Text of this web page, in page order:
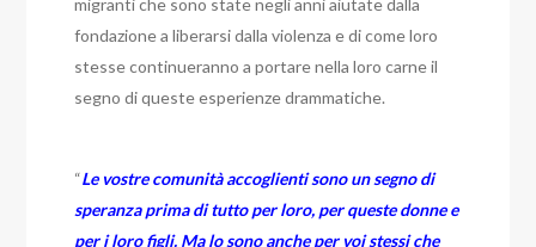
migranti che sono state negli anni aiutate dalla
fondazione a liberarsi dalla violenza e di come loro
stesse continueranno a portare nella loro carne il
segno di queste esperienze drammatiche.
“Le vostre comunità accoglienti sono un segno di
speranza prima di tutto per loro, per queste donne e
per i loro figli. Ma lo sono anche per voi stessi che